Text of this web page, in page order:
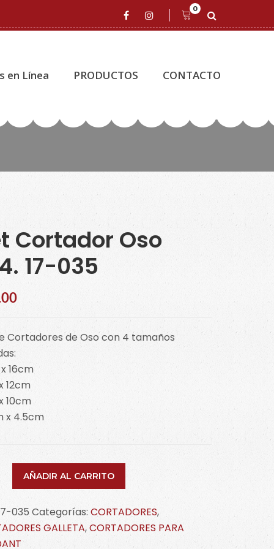
0
en Línea PRODUCTOS CONTACTO
Cortador Oso
17-035
Cortadores de Oso con 4 tamaños
16cm
12cm
10cm
x 4.5cm
AÑADIR AL CARRITO
035 Categorías:CORTADORES,
GALLETA,CORTADORES PARA